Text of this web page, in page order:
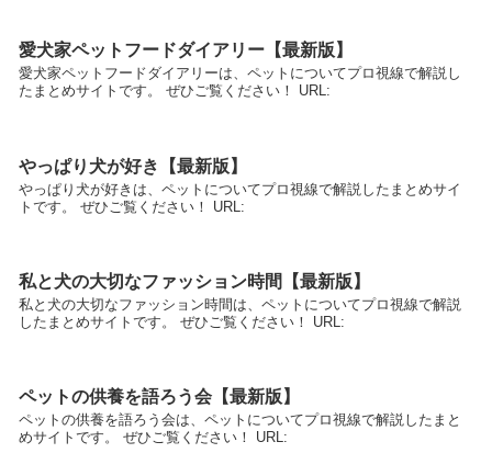
愛犬家ペットフードダイアリー【最新版】
愛犬家ペットフードダイアリーは、ペットについてプロ視線で解説し
たまとめサイトです。 ぜひご覧ください！ URL:
やっぱり犬が好き【最新版】
やっぱり犬が好きは、ペットについてプロ視線で解説したまとめサイ
トです。 ぜひご覧ください！ URL:
私と犬の大切なファッション時間【最新版】
私と犬の大切なファッション時間は、ペットについてプロ視線で解説
したまとめサイトです。 ぜひご覧ください！ URL:
ペットの供養を語ろう会【最新版】
ペットの供養を語ろう会は、ペットについてプロ視線で解説したまと
めサイトです。 ぜひご覧ください！ URL: